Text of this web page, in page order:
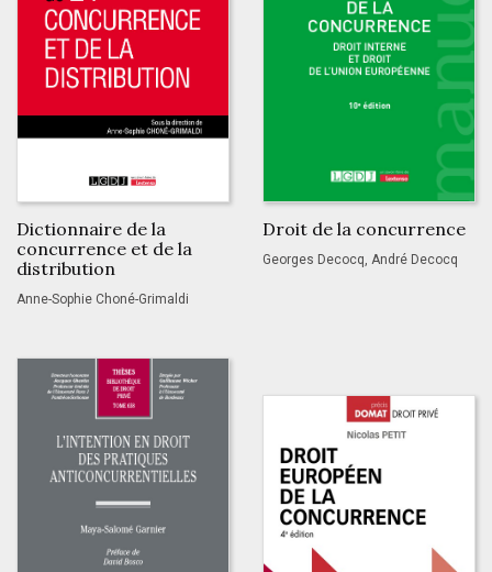
Dictionnaire de la
concurrence et de la
distribution
Anne-Sophie Choné-Grimaldi
Droit de la concurrence
Georges Decocq, André Decocq